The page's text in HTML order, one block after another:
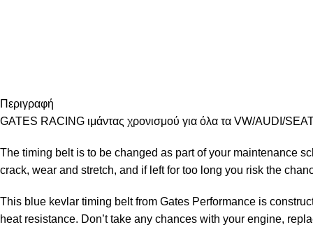
Περιγραφή
GATES RACING ιμάντας χρονισμού για όλα τα VW/AUDI/
The timing belt is to be changed as part of your maintenance
crack, wear and stretch, and if left for too long you risk the
This blue kevlar timing belt from Gates Performance is
heat resistance. Don’t take any chances with your engine,